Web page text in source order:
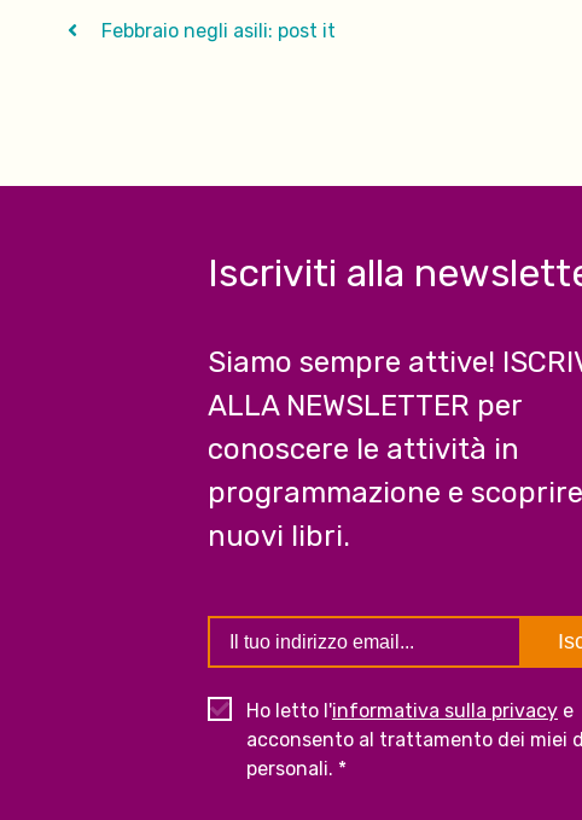
Febbraio negli asili: post it
Iscriviti alla
Siamo sempre attive!
ALLA NEWSLETTER per
conoscere le attività in
programmazione e scoprire
nuovi libri.
Ho letto l'informativa sulla privacy e
acconsento al trattamento dei miei
personali. *